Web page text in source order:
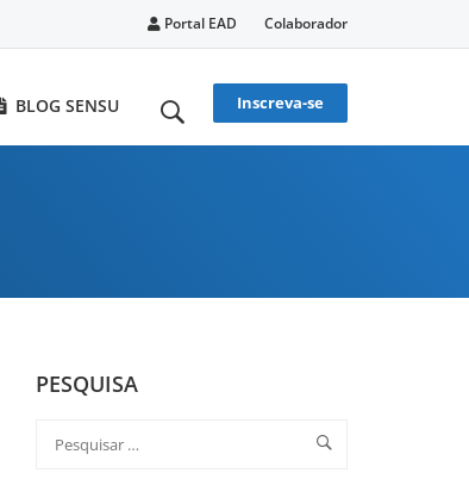
Portal EAD Colaborador
BLOG SENSU Inscreva-se
PESQUISA